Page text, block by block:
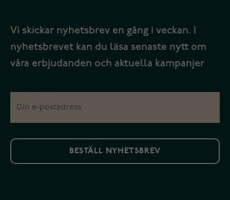
Vi skickar nyhetsbrev en gång i veckan. I
nyhetsbrevet kan du läsa senaste nytt om
våra erbjudanden och aktuella kampanjer
BESTÄLL NYHETSBREV